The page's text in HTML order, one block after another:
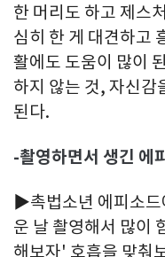
한 머리도 하고 제스
심히 한 게 대견하고
활에도 도움이 많이
하지 않는 것, 자신감
된다.
-촬영하면서 생긴 에
▶촉법소년 에피소드
운 날 촬영해서 많이
해보자' 호흡을 맞춰